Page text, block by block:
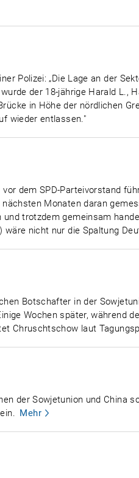
Polizei: „Die Lage an der
der 18-jährige Harald
in Höhe der nördlichen
wieder entlassen."
dem SPD-Parteivorstand
Monaten daran
trotzdem gemeinsam
nicht nur die Spaltung
Botschafter in der
Wochen später, während
Chruschtschow laut
der Sowjetunion und China
Mehr